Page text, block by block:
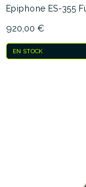
Epiphone ES-355
920,00 €
EN STOCK